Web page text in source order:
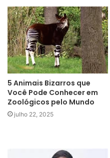
5 Animais Bizarros que
Você Pode Conhecer em
Zoológicos pelo Mundo
julho 22, 2025